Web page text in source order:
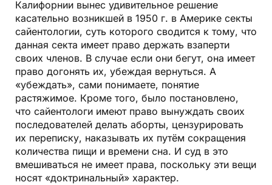
Калифорнии вынес удивительное решение
касательно возникшей в 1950 г. в Америке секты
сайентологии, суть которого сводится к тому, что
данная секта имеет право держать взаперти
своих членов. В случае если они бегут, она имеет
право догонять их, убеждая вернуться. А
«убеждать», сами понимаете, понятие
растяжимое. Кроме того, было постановлено,
что сайентологи имеют право вынуждать своих
последователей делать аборты, цензурировать
их переписку, наказывать их путём сокращения
количества пищи и времени сна. И суд в это
вмешиваться не имеет права, поскольку эти вещи
носят «доктринальный» характер.